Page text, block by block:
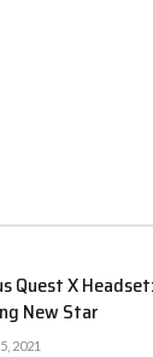
Quest X
New Star
2021